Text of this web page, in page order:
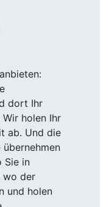
dort Ihr
holen Ihr
ab. Und die
übernehmen
Sie in
wo der
und holen